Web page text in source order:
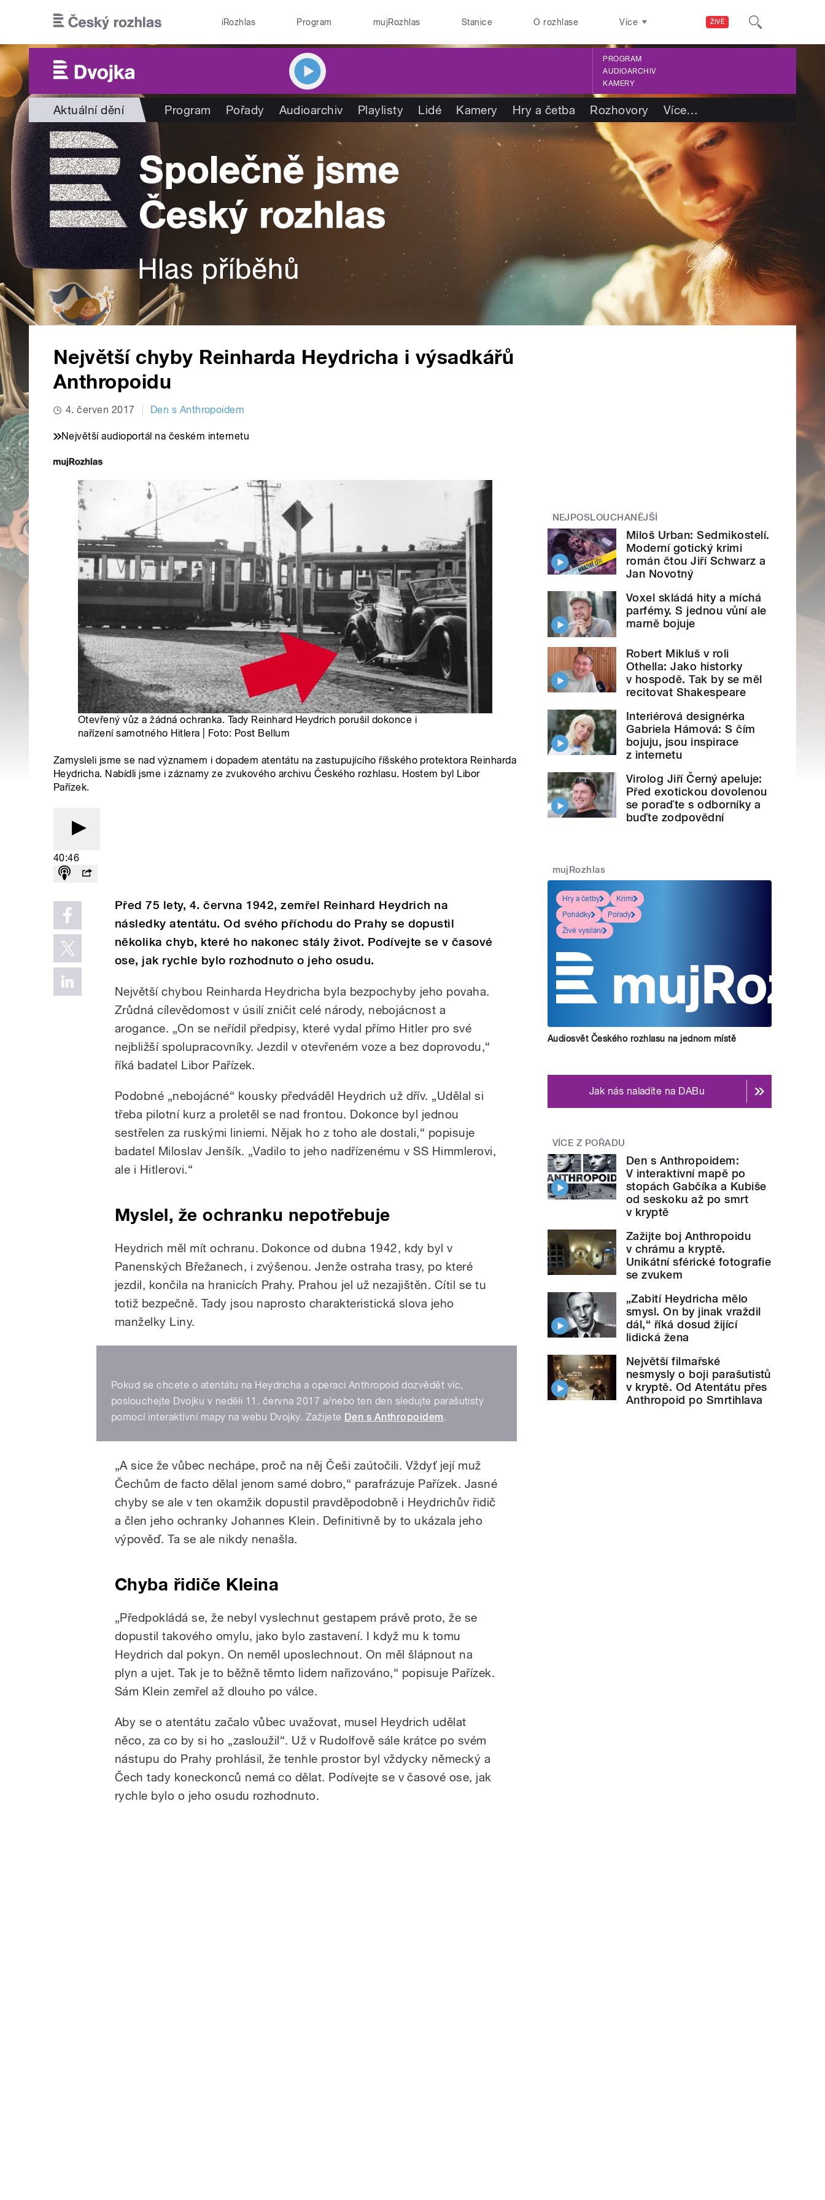
ŽIVĚ
iRozhlas Program mujRozhlas Stanice O rozhlase Více
PROGRAM
AUDIOARCHIV
KAMERY
Aktuální dění Program Pořady Audioarchiv Playlisty Lidé Kamery Hry a četba Rozhovory Více…
Největší chyby Reinharda Heydricha i výsadkářů
Anthropoidu
4. červen 2017 Den s Anthropoidem
Největší audioportál na českém internetu
Otevřený vůz a žádná ochranka. Tady Reinhard Heydrich porušil dokonce i
nařízení samotného Hitlera | Foto: Post Bellum
Zamysleli jsme se nad významem i dopadem atentátu na zastupujícího říšského protektora Reinharda
Heydricha. Nabídli jsme i záznamy ze zvukového archivu Českého rozhlasu. Hostem byl Libor
Pařízek.
40:46
Před 75 lety, 4. června 1942, zemřel Reinhard Heydrich na
následky atentátu. Od svého příchodu do Prahy se dopustil
několika chyb, které ho nakonec stály život. Podívejte se v časové
ose, jak rychle bylo rozhodnuto o jeho osudu.
Největší chybou Reinharda Heydricha byla bezpochyby jeho povaha.
Zrůdná cílevědomost v úsilí zničit celé národy, nebojácnost a
arogance. „On se neřídil předpisy, které vydal přímo Hitler pro své
nejbližší spolupracovníky. Jezdil v otevřeném voze a bez doprovodu,“
říká badatel Libor Pařízek.
Podobné „nebojácné“ kousky předváděl Heydrich už dřív. „Udělal si
třeba pilotní kurz a proletěl se nad frontou. Dokonce byl jednou
sestřelen za ruskými liniemi. Nějak ho z toho ale dostali,“ popisuje
badatel Miloslav Jenšík. „Vadilo to jeho nadřízenému v SS Himmlerovi,
ale i Hitlerovi.“
Myslel, že ochranku nepotřebuje
Heydrich měl mít ochranu. Dokonce od dubna 1942, kdy byl v
Panenských Břežanech, i zvýšenou. Jenže ostraha trasy, po které
jezdil, končila na hranicích Prahy. Prahou jel už nezajištěn. Cítil se tu
totiž bezpečně. Tady jsou naprosto charakteristická slova jeho
manželky Liny.
Pokud se chcete o atentátu na Heydricha a operaci Anthropoid dozvědět víc,
poslouchejte Dvojku v neděli 11. června 2017 a/nebo ten den sledujte parašutisty
pomocí interaktivní mapy na webu Dvojky. Zažijete Den s Anthropoidem.
„A sice že vůbec nechápe, proč na něj Češi zaútočili. Vždyť její muž
Čechům de facto dělal jenom samé dobro,“ parafrázuje Pařízek. Jasné
chyby se ale v ten okamžik dopustil pravděpodobně i Heydrichův řidič
a člen jeho ochranky Johannes Klein. Definitivně by to ukázala jeho
výpověď. Ta se ale nikdy nenašla.
Chyba řidiče Kleina
„Předpokládá se, že nebyl vyslechnut gestapem právě proto, že se
dopustil takového omylu, jako bylo zastavení. I když mu k tomu
Heydrich dal pokyn. On neměl uposlechnout. On měl šlápnout na
plyn a ujet. Tak je to běžně těmto lidem nařizováno,“ popisuje Pařízek.
Sám Klein zemřel až dlouho po válce.
Aby se o atentátu začalo vůbec uvažovat, musel Heydrich udělat
něco, za co by si ho „zasloužil“. Už v Rudolfově sále krátce po svém
nástupu do Prahy prohlásil, že tenhle prostor byl vždycky německý a
Čech tady koneckonců nemá co dělat. Podívejte se v časové ose, jak
rychle bylo o jeho osudu rozhodnuto.
NEJPOSLOUCHANĚJŠÍ
Miloš Urban: Sedmikostelí.
Moderní gotický krimi
román čtou Jiří Schwarz a
Jan Novotný
Voxel skládá hity a míchá
parfémy. S jednou vůní ale
marně bojuje
Robert Mikluš v roli
Othella: Jako historky
v hospodě. Tak by se měl
recitovat Shakespeare
Interiérová designérka
Gabriela Hámová: S čím
bojuju, jsou inspirace
z internetu
Virolog Jiří Černý apeluje:
Před exotickou dovolenou
se poraďte s odborníky a
buďte zodpovědní
mujRozhlas
Hry a četby
Krimi
Pohádky
Pořady
Živé vysílání
Audiosvět Českého rozhlasu na jednom místě
Jak nás naladíte na DABu
VÍCE Z POŘADU
Den s Anthropoidem:
V interaktivní mapě po
stopách Gabčíka a Kubiše
od seskoku až po smrt
v kryptě
Zažijte boj Anthropoidu
v chrámu a kryptě.
Unikátní sférické fotografie
se zvukem
„Zabití Heydricha mělo
smysl. On by jinak vraždil
dál,“ říká dosud žijící
lidická žena
Největší filmařské
nesmysly o boji parašutistů
v kryptě. Od Atentátu přes
Anthropoid po Smrtihlava